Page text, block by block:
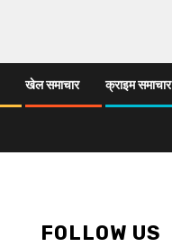
खेल समाचार क्राइम समाचार
FOLLOW US